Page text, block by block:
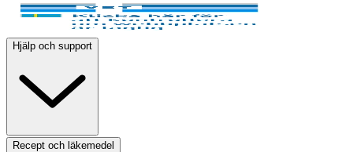
Hjälp och support
Recept och läkemedel